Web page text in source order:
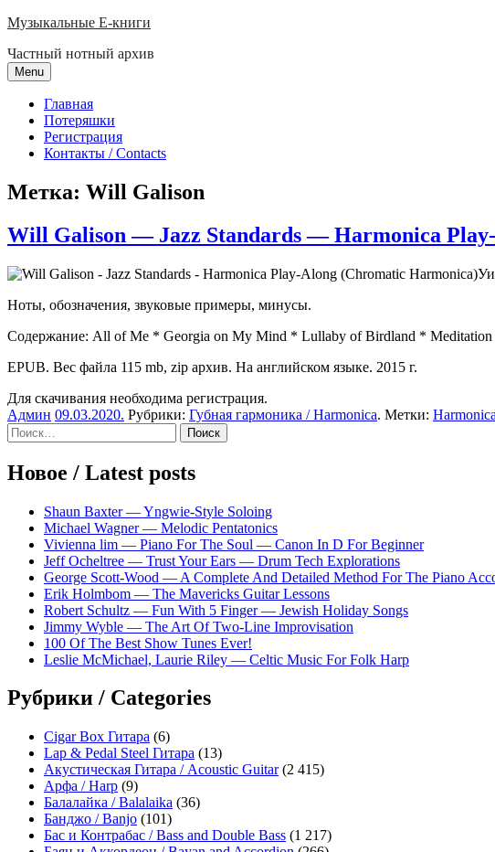
Skip
content
Музыкальные E-книги
Частный нотный архив
Menu
Главная
Потеряшки
Регистрация
Контакты / Contacts
Метка: Will Galison
Will Galison — Jazz Standards — Harmonica
Ноты, обозначения, звуковые примеры, минусы.
Содержание: All of Me * Georgia on My Mind * Lullaby of Birdland *
EPUB. Вес файла 115 mb, zip архив. На английском языке. 2015 г.
Для скачивания необходима регистрация.
Админ 09.03.2020. Рубрики: Губная гармоника / Harmonica. Метки:
Sidebar
Найти:
Новое / Latest posts
Shaun Baxter — Yngwie-Style Soloing
Michael Wagner — Melodic Pentatonics
Vivienna lim — Piano For The Soul — Canon In D For Beginner
Jeff Ocheltree — Trust Your Ears — Drum Tech Explorations
George Scott-Wood — A Complete And Detailed Method For The Piano
Erik Holmbom — The Mavericks Guitar Lessons
Robert Schultz — Fun With 5 Finger — Jewish Holiday Songs
Jimmy Wyble — The Art Of Two-Line Improvisation
100 Of The Best Show Tunes Ever!
Leslie McMichael, Laurie Riley — Celtic Music For Folk Harp
Рубрики / Categories
Cigar Box Гитара (6)
Lap & Pedal Steel Гитара (13)
Акустическая Гитара / Acoustic Guitar(2 415)
Арфа / Harp (9)
Балалайка / Balalaika (36)
Банджо / Banjo (101)
Бас и Контрабас / Bass and Double Bass (1 217)